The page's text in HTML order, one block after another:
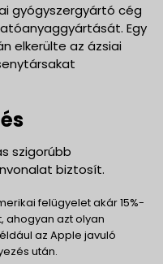
gyógyszergyártó cég
Egy
elkerülte az ázsiai
szigorúbb
biztosít.
felügyelet akár 15%-
ahogyan azt olyan
az Apple javuló
után.